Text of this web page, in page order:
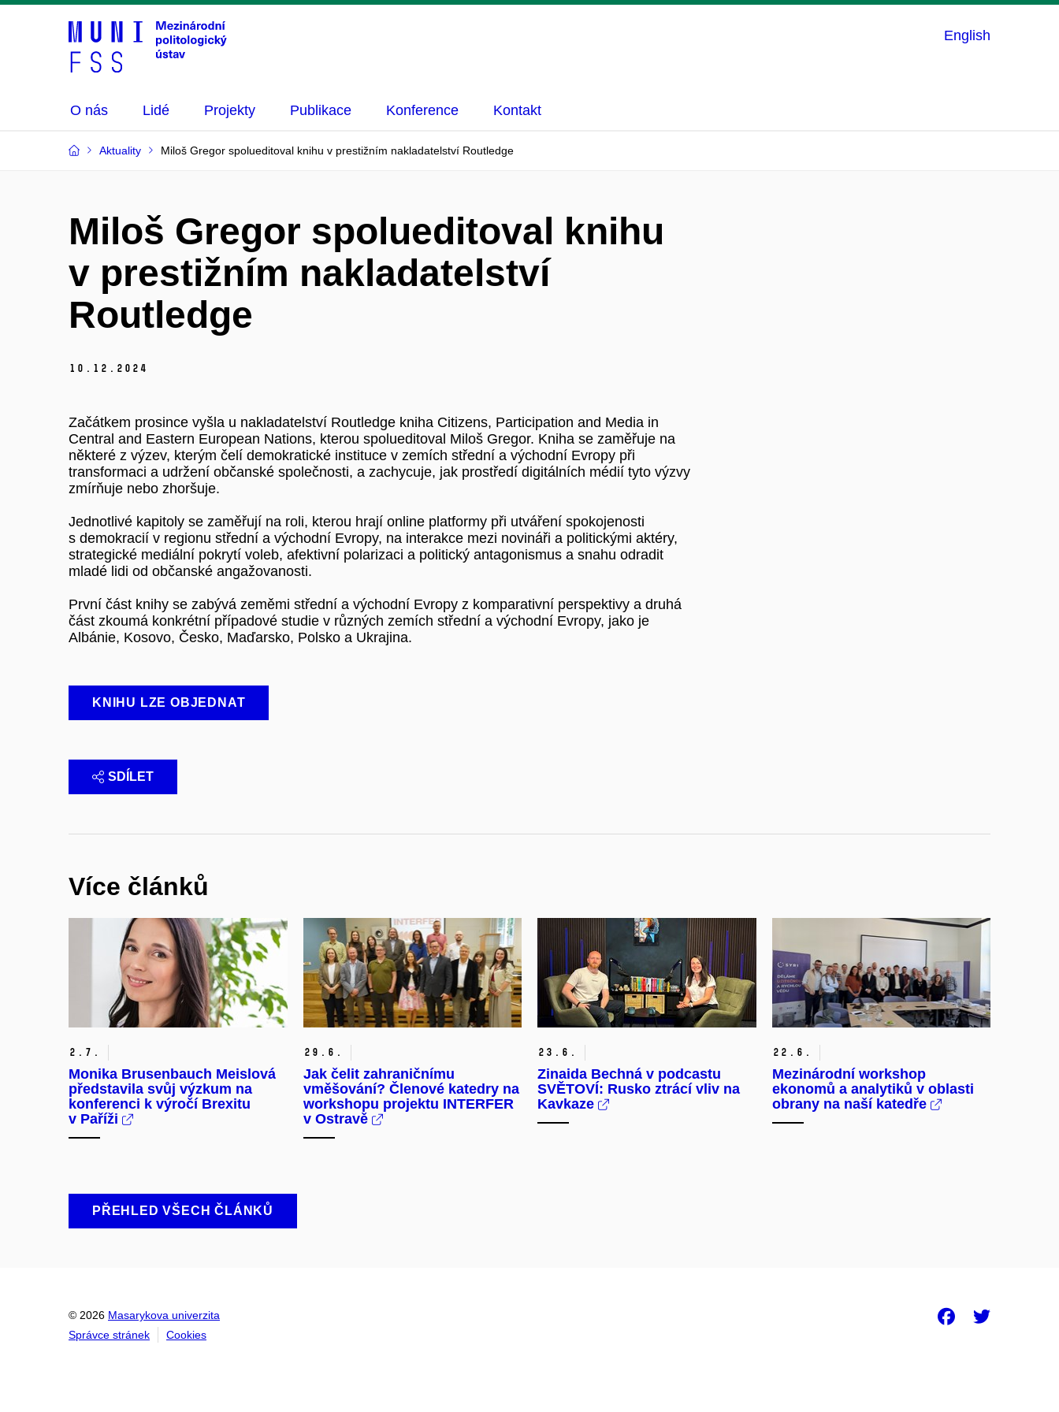
English
O nás Lidé Projekty Publikace Konference Kontakt
Aktuality Miloš Gregor spolueditoval knihu v prestižním nakladatelství Routledge
Miloš Gregor spolueditoval knihu
v prestižním nakladatelství
Routledge
10. 12. 2024
Začátkem prosince vyšla u nakladatelství Routledge kniha Citizens, Participation and Media in
Central and Eastern European Nations, kterou spolueditoval Miloš Gregor. Kniha se zaměřuje na
některé z výzev, kterým čelí demokratické instituce v zemích střední a východní Evropy při
transformaci a udržení občanské společnosti, a zachycuje, jak prostředí digitálních médií tyto výzvy
zmírňuje nebo zhoršuje.
Jednotlivé kapitoly se zaměřují na roli, kterou hrají online platformy při utváření spokojenosti
s demokracií v regionu střední a východní Evropy, na interakce mezi novináři a politickými aktéry,
strategické mediální pokrytí voleb, afektivní polarizaci a politický antagonismus a snahu odradit
mladé lidi od občanské angažovanosti.
První část knihy se zabývá zeměmi střední a východní Evropy z komparativní perspektivy a druhá
část zkoumá konkrétní případové studie v různých zemích střední a východní Evropy, jako je
Albánie, Kosovo, Česko, Maďarsko, Polsko a Ukrajina.
KNIHU LZE OBJEDNAT
SDÍLET
Více článků
2. 7.
Monika Brusenbauch Meislová
představila svůj výzkum na
konferenci k výročí Brexitu
v Paříži
29. 6.
Jak čelit zahraničnímu
vměšování? Členové katedry na
workshopu projektu INTERFER
v Ostravě
23. 6.
Zinaida Bechná v podcastu
SVĚTOVÍ: Rusko ztrácí vliv na
Kavkaze
22. 6.
Mezinárodní workshop
ekonomů a analytiků v oblasti
obrany na naší katedře
PŘEHLED VŠECH ČLÁNKŮ
© 2026 Masarykova univerzita
Správce stránek
Cookies
Facebook